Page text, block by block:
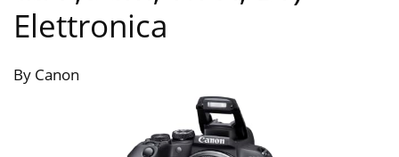
Elettronica
By Canon